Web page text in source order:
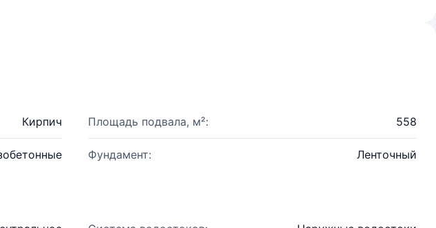
Кирпич Площадь подвала, м²: 558
Фундамент: Ленточный